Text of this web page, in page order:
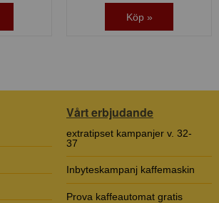
Köp »
Vårt erbjudande
extratipset kampanjer v. 32-
37
Inbyteskampanj kaffemaskin
Prova kaffeautomat gratis